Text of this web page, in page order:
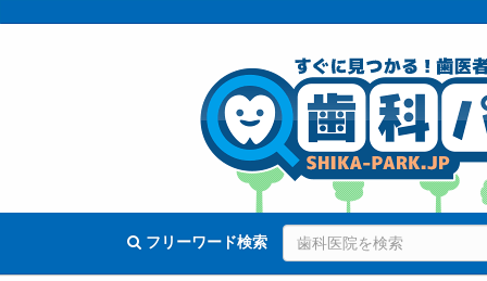
フリーワード検索